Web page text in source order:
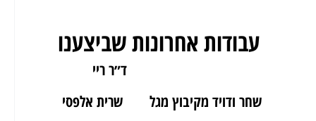
עבודות אחרונות שביצענו
ד״ר ריי
שחר ודויד מקיבוץ מגל
שרית אלפסי